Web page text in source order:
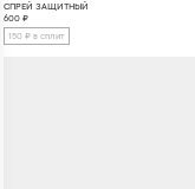
СПРЕЙ ЗАЩИТНЫЙ
600 ₽
150 ₽ в сплит